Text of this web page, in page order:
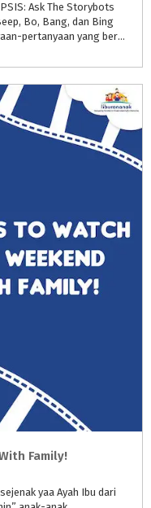
Ask The Storybots
Bo, Bang, dan Bing
dalam menemukan jawaban dari pertanyaan-pertanyaan yang bersifat ilmiah
Family!
sejenak yaa Ayah Ibu dari